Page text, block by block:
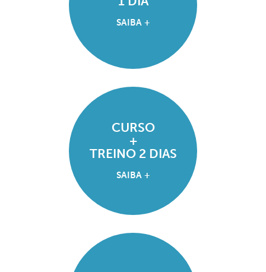
SAIBA +
CURSO
+
TREINO 2 DIAS
SAIBA +